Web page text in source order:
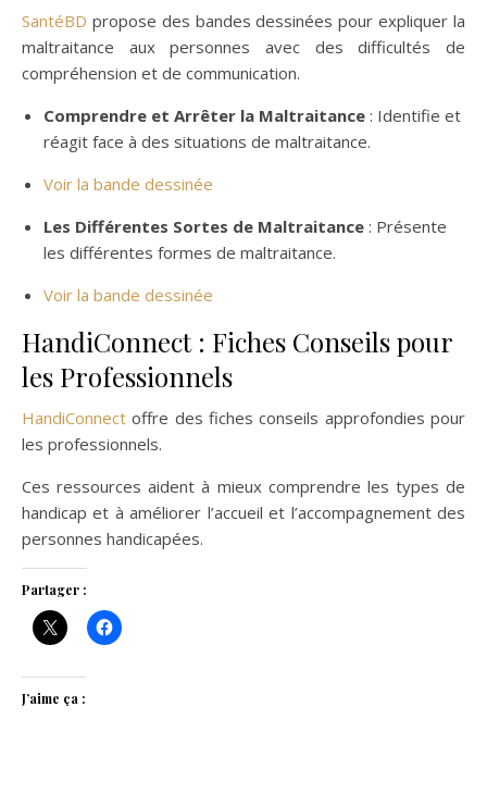
SantéBD propose des bandes dessinées pour expliquer la
maltraitance aux personnes avec des difficultés de
compréhension et de communication.
Comprendre et Arrêter la Maltraitance : Identifie et
réagit face à des situations de maltraitance.
Voir la bande dessinée
Les Différentes Sortes de Maltraitance : Présente
les différentes formes de maltraitance.
Voir la bande dessinée
HandiConnect : Fiches Conseils pour
les Professionnels
HandiConnect offre des fiches conseils approfondies pour
les professionnels.
Ces ressources aident à mieux comprendre les types de
handicap et à améliorer l’accueil et l’accompagnement des
personnes handicapées.
Partager :
J’aime ça :